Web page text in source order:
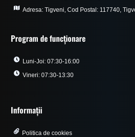
Adresa: Tigveni, Cod Postal: 117740,
Program de funcționare
Luni-Joi: 07:30-16:00
Vineri: 07:30-13:30
Informații
Politica de cookies